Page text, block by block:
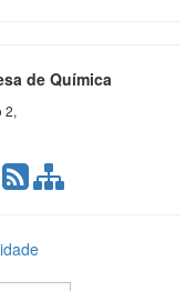
de Química
2,